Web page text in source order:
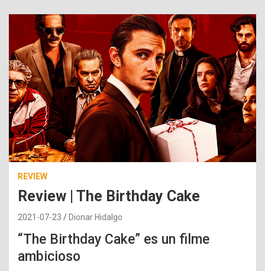
REVIEW
Review | The Birthday Cake
2021-07-23 Dionar Hidalgo
“The Birthday Cake” es un filme
ambicioso